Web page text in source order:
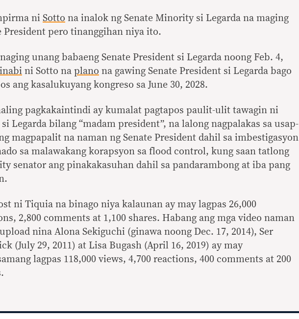
ni Sotto na inalok ng Senate Minority si Legarda na maging
President pero tinanggihan niya ito.
unang babaeng Senate President si Legarda noong Feb. 4,
ni Sotto na plano na gawing Senate President si Legarda bago
ang kasalukuyang kongreso sa June 30, 2028.
pagkakaintindi ay kumalat pagtapos paulit-ulit tawagin ni
Legarda bilang “madam president”, na lalong nagpalakas sa usap-
magpapalit na naman ng Senate President dahil sa imbestigasyon
sa malawakang korapsyon sa flood control, kung saan tatlong
senator ang pinakakasuhan dahil sa pandarambong at iba pang
ni Tiquia na binago niya kalaunan ay may lagpas 26,000
2,800 comments at 1,100 shares. Habang ang mga video naman
nina Alona Sekiguchi (ginawa noong Dec. 17, 2014), Ser
(July 29, 2011) at Lisa Bugash (April 16, 2019) ay may
lagpas 118,000 views, 4,700 reactions, 400 comments at 200